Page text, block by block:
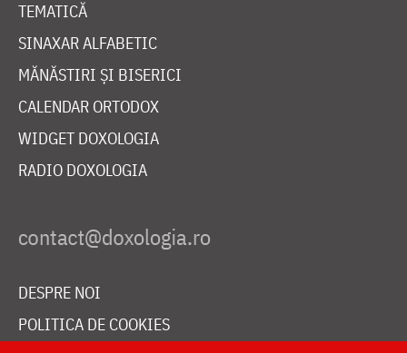
TEMATICĂ
SINAXAR ALFABETIC
MĂNĂSTIRI ȘI BISERICI
CALENDAR ORTODOX
WIDGET DOXOLOGIA
RADIO DOXOLOGIA
DESPRE NOI
POLITICA DE COOKIES